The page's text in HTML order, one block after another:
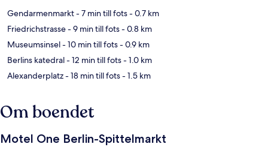
Gendarmenmarkt- 7 min till fots- 0.7 km
Friedrichstrasse- 9 min till fots- 0.8 km
Museumsinsel- 10 min till fots- 0.9 km
Berlins katedral- 12 min till fots- 1.0 km
Alexanderplatz- 18 min till fots- 1.5 km
Om boendet
Motel One Berlin-Spittelmarkt